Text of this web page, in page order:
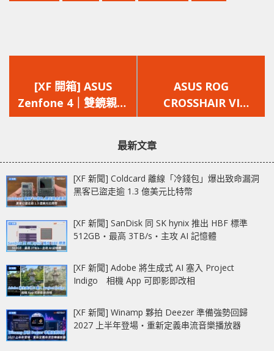
一
篇
文
[XF 開箱] ASUS
Zenfone 4｜雙鏡親民
｜規格媲美旗艦
一
篇
文
ASUS ROG
CROSSHAIR VI
EXTREME 極致 X370
最新文章
[XF 新聞] Coldcard 離線「冷錢包」爆出致命漏洞
黑客已盜走逾 1.3 億美元比特幣
[XF 新聞] SanDisk 同 SK hynix 推出 HBF 標準
512GB‧最高 3TB/s‧主攻 AI 記憶體
[XF 新聞] Adobe 將生成式 AI 塞入 Project
Indigo 相機 App 可即影即改相
[XF 新聞] Winamp 夥拍 Deezer 準備強勢回歸
2027 上半年登場‧重新定義串流音樂播放器